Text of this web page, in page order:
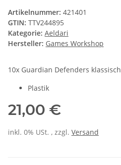
Artikelnummer: 421401
GTIN: TTV244895
Kategorie: Aeldari
Hersteller: Games Workshop
10x Guardian Defenders klassisch
Plastik
21,00 €
inkl. 0% USt. , zzgl. Versand